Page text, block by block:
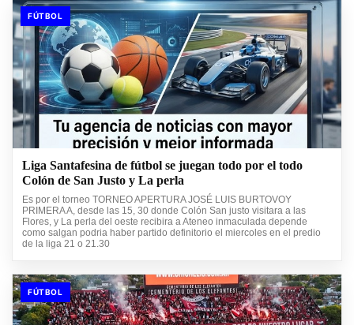
FÚTBOL
Liga Santafesina de fútbol se juegan todo por el todo
Colón de San Justo y La perla
Es por el torneo TORNEO APERTURA JOSÉ LUIS BURTOVOY
PRIMERA A, desde las 15, 30 donde Colón San justo visitara a las
Flores, y La perla del oeste recibira a Ateneo inmaculada depende
como salgan podria haber partido definitorio el miercoles en el predio
de la liga 21 o 21.30
FÚTBOL